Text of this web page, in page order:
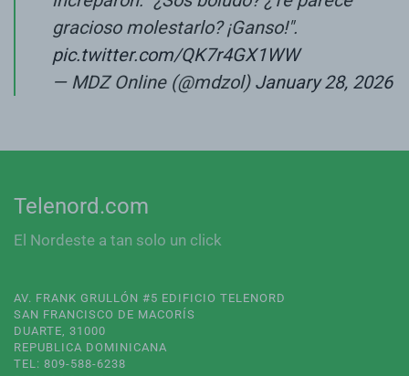
gracioso molestarlo? ¡Ganso!".
pic.twitter.com/QK7r4GX1WW
— MDZ Online (@mdzol) January 28, 2026
Telenord.com
El Nordeste a tan solo un click
AV. FRANK GRULLÓN #5 EDIFICIO TELENORD
SAN FRANCISCO DE MACORÍS
DUARTE, 31000
REPUBLICA DOMINICANA
TEL: 809-588-6238